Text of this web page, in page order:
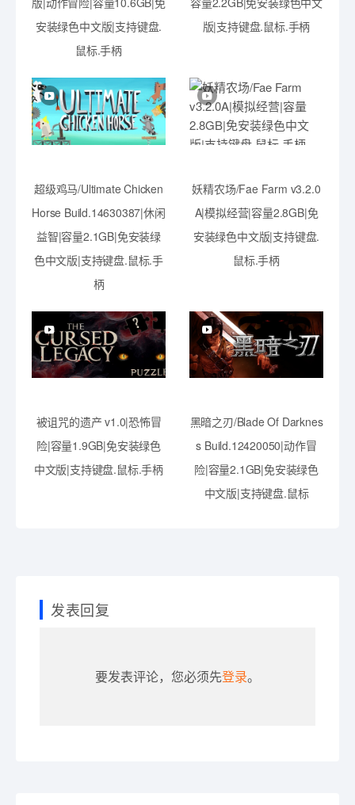
安装绿色中文版|支持键盘.
鼠标.手柄
版|支持键盘.鼠标.手柄
超级鸡马/Ultimate Chicken
Horse Build.14630387|休闲
益智|容量2.1GB|免安装绿
色中文版|支持键盘.鼠标.手
柄
妖精农场/Fae Farm v3.2.0
A|模拟经营|容量2.8GB|免
安装绿色中文版|支持键盘.
鼠标.手柄
被诅咒的遗产 v1.0|恐怖冒
险|容量1.9GB|免安装绿色
中文版|支持键盘.鼠标.手柄
黑暗之刃/Blade Of Darknes
s Build.12420050|动作冒
险|容量2.1GB|免安装绿色
中文版|支持键盘.鼠标
发表回复
要发表评论，您必须先登录。